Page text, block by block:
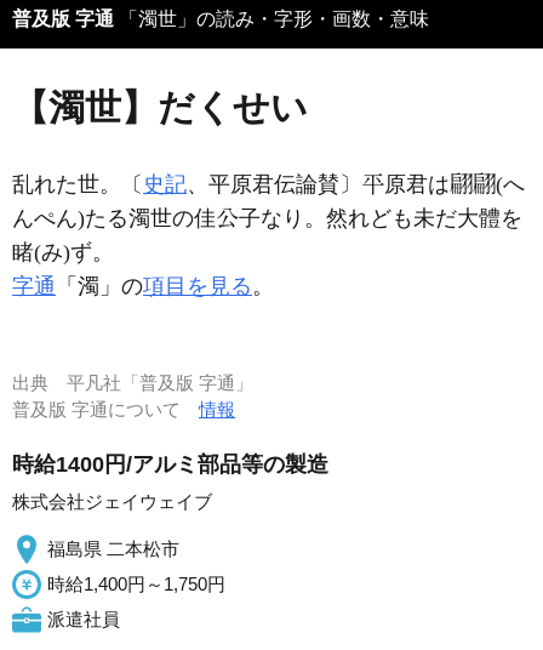
普及版 字通 「濁世」の読み・字形・画数・意味
【濁世】だくせい
乱れた世。〔 史記、平原君伝論賛〕 原君は
(へ
んぺん)たる濁世の佳
子なり。然れども未だ大體を
睹(み)ず。
字通 「濁」の項目を見る。
出典 平凡社「普及版 字通」
普及版 字通について情報
時給1400円/アルミ部品等の製造
株式会社ジェイウェイブ
福島県 二本松市
時給1,400円～1,750円
派遣社員